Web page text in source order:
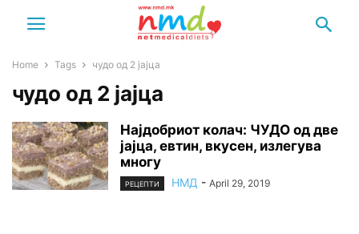
Home Tags чудо од 2 јајца
чудо од 2 јајца
Најдобриот колач: ЧУДО од две
јајца, евтин, вкусен, излегува
многу
РЕЦЕПТИ НМД - April 29, 2019